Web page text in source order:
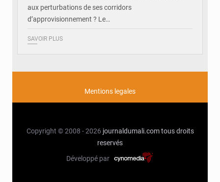
aux perturbations de ses corridors
d’approvisionnement ? Le…
SAVOIR PLUS
Mentions legales
Copyright © 2008 - 2026 journaldumali.com tous droits
reservés
Développé par